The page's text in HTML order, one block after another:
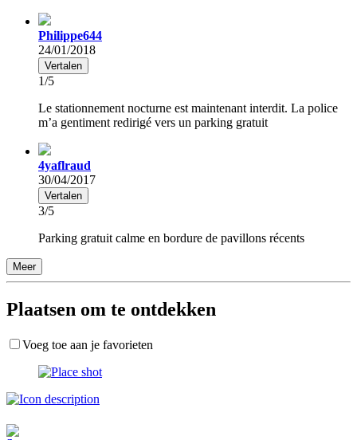
Philippe644
24/01/2018
Vertalen
1/5
Le stationnement nocturne est maintenant interdit. La police
m’a gentiment redirigé vers un parking gratuit
4yaflraud
30/04/2017
Vertalen
3/5
Parking gratuit calme en bordure de pavillons récents
Meer
Plaatsen om te ontdekken
Voeg toe aan je favorieten